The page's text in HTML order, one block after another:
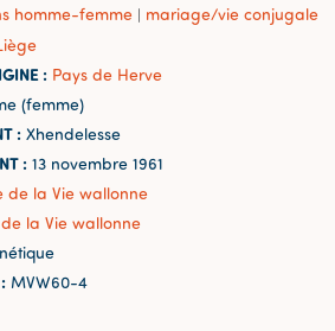
homme-femme | mariage/vie conjugale
: Pays de Herve
(femme)
: Xhendelesse
: 13 novembre 1961
de la Vie wallonne
la Vie wallonne
MVW60-4